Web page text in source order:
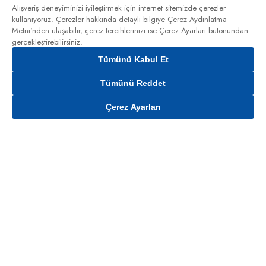
Gelince Haber Ver
Alışveriş deneyiminizi iyileştirmek için internet sitemizde çerezler
kullanıyoruz. Çerezler hakkında detaylı bilgiye Çerez Aydınlatma
Metni'nden ulaşabilir, çerez tercihlerinizi ise Çerez Ayarları butonundan
gerçekleştirebilirsiniz.
Tümünü Kabul Et
Tümünü Reddet
Çerez Ayarları